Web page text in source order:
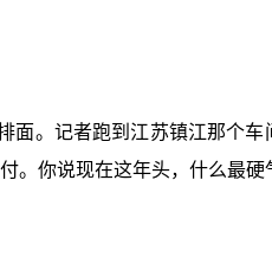
面。记者跑到江苏镇江那个
。你说现在这年头，什么最